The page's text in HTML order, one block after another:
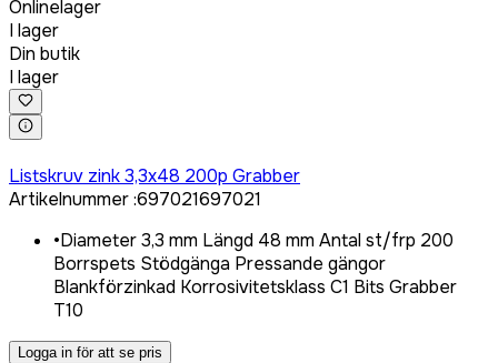
Onlinelager
I lager
Din butik
I lager
Listskruv zink 3,3x48 200p Grabber
Artikelnummer:697021697021
•Diameter 3,3 mm Längd 48 mm Antal st/frp 200
Borrspets Stödgänga Pressande gängor
Blankförzinkad Korrosivitetsklass C1 Bits Grabber
T10
Logga in för att se pris